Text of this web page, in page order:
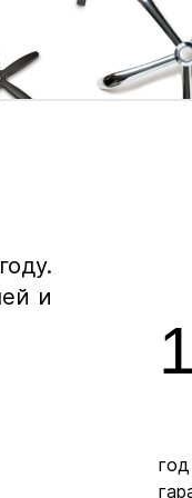
не царапают
если
Ø 11
и
1
год